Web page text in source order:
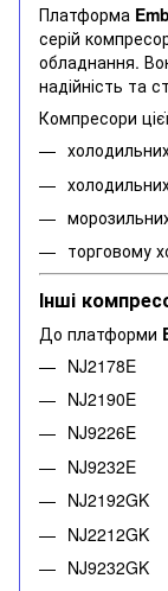
Платформа
серій
обладнання.
надійність та
Компресори
торговому
Інші
До платформи
NJ2178E
NJ2190E
NJ9226E
NJ9232E
NJ2192GK
NJ2212GK
NJ9232GK